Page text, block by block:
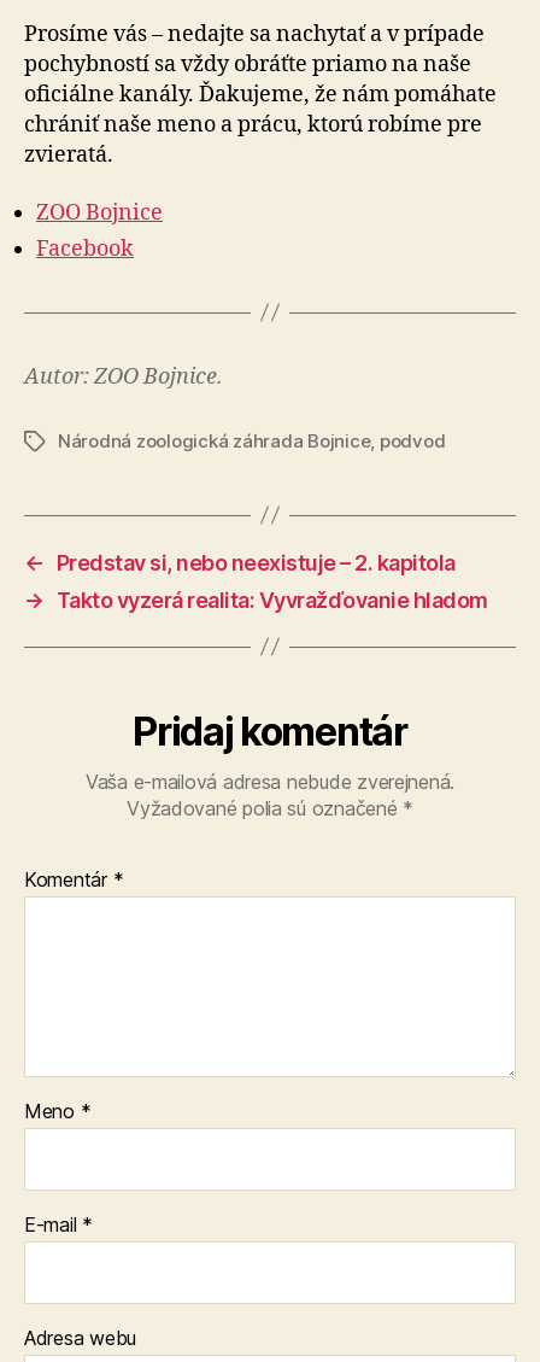
Prosíme vás – nedajte sa nachytať a v prípade
pochybností sa vždy obráťte priamo na naše
oficiálne kanály. Ďa­ku­je­me, že nám pomáhate
chrániť naše meno a prácu, ktorú robíme pre
zvieratá.
ZOO Bojnice
Facebook
Autor: ZOO Bojnice.
ZnačkyNárodná zoologická záhrada Bojnice, podvod
←
Predstav si, nebo neexistuje – 2. kapitola
→
Takto vyzerá realita: Vyvražďovanie hladom
Pridaj komentár
Vaša e-mailová adresa nebude zverejnená.
Vyžadované polia sú označené *
Komentár *
Meno *
E-mail *
Adresa webu